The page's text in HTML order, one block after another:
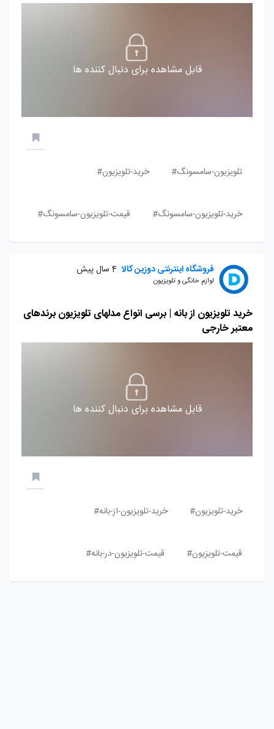
قابل مشاهده برای دنبال کننده ها
تلویزیون-سامسونگ# خرید-تلویزیون#
خرید-تلویزیون-سامسونگ# قیمت-تلویزیون-سامسونگ#
فروشگاه اینترنتی دوزین کالا 4 سال پیش
لوازم خانگی و تلویزیون
خرید تلویزیون از بانه | برسی انواع مدلهای تلویزیون برندهای
معتبر خارجی
قابل مشاهده برای دنبال کننده ها
خرید-تلویزیون# خرید-تلویزیون-از-بانه#
قیمت-تلویزیون# قیمت-تلویزیون-در-بانه#